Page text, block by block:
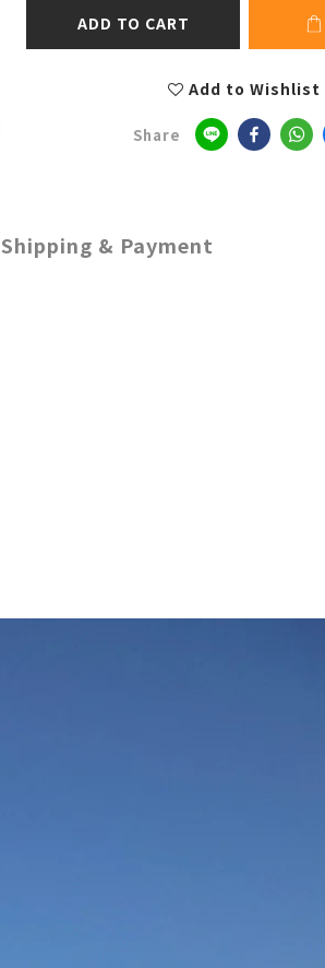
ADD TO CART
Add to Wishlist
Share
Shipping & Payment